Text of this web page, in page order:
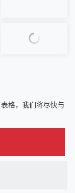
格，我们将尽快与